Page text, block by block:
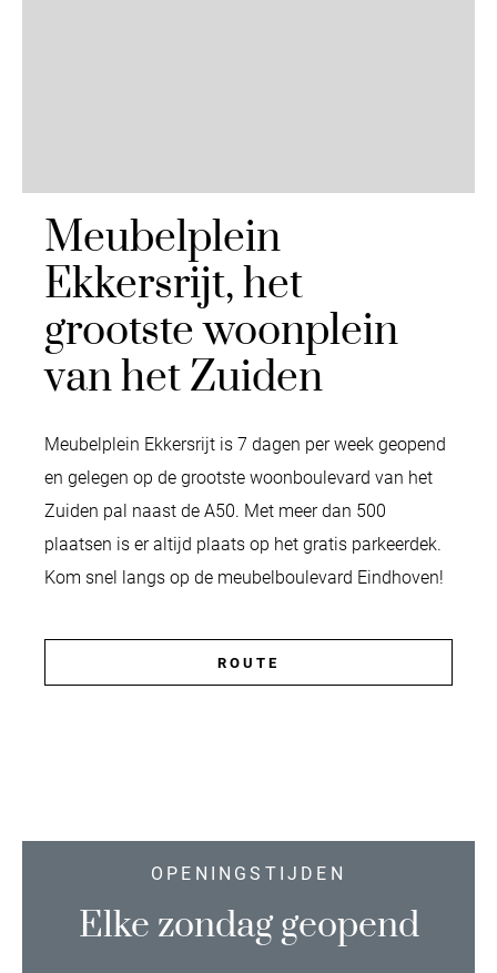
Meubelplein
Ekkersrijt, het
grootste woonplein
van het Zuiden
Meubelplein Ekkersrijt is 7 dagen per week geopend
en gelegen op de grootste woonboulevard van het
Zuiden pal naast de A50. Met meer dan 500
plaatsen is er altijd plaats op het gratis parkeerdek.
Kom snel langs op de meubelboulevard Eindhoven!
ROUTE
OPENINGSTIJDEN
Elke zondag geopend